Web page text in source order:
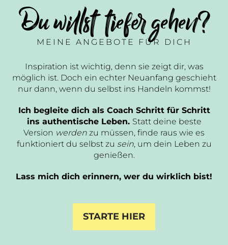
Du willst tiefer gehen?
MEINE ANGEBOTE FÜR DICH
Inspiration ist wichtig, denn sie zeigt dir, was
möglich ist. Doch ein echter Neuanfang geschieht
nur dann, wenn du selbst ins Handeln kommst!
Ich begleite dich als Coach Schritt für Schritt
ins authentische Leben. Statt deine beste
Version werden zu müssen, finde raus wie es
funktioniert du selbst zu sein, um dein Leben zu
genießen.
Lass mich dich erinnern, wer du wirklich bist!
STARTE HIER